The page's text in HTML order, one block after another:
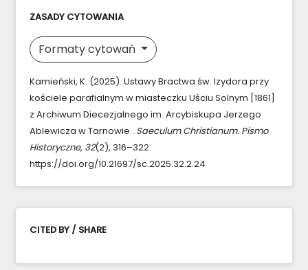
ZASADY CYTOWANIA
Formaty cytowań
Kamieński, K. (2025). Ustawy Bractwa św. Izydora przy
kościele parafialnym w miasteczku Uściu Solnym [1861]
z Archiwum Diecezjalnego im. Arcybiskupa Jerzego
Ablewicza w Tarnowie . Saeculum Christianum. Pismo
Historyczne, 32(2), 316–322.
https://doi.org/10.21697/sc.2025.32.2.24
CITED BY / SHARE